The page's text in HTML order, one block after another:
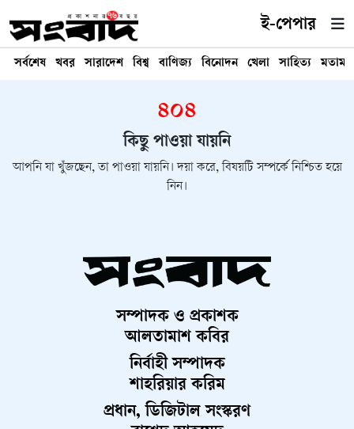
ই-পেপার
সর্বশেষ খবর সারাদেশ বিশ্ব বাণিজ্য বিনোদন খেলা সাহিত্য মতামত
৪০৪
কিছু পাওয়া যায়নি
আপনি যা খুঁজছেন, তা পাওয়া যায়নি। দয়া করে, বিষয়টি সম্পর্কে নিশ্চিত হয়ে
নিন।
সম্পাদক ও প্রকাশক
আলতামাশ কবির
নির্বাহী সম্পাদক
শাহরিয়ার করিম
প্রধান, ডিজিটাল সংস্করণ